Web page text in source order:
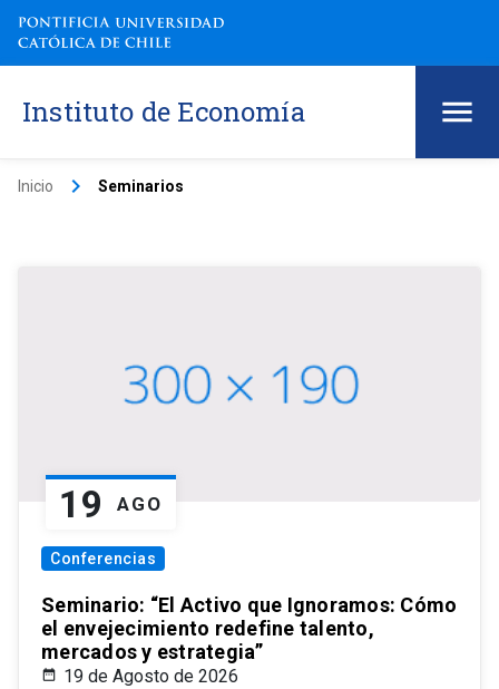
Instituto de Economía
Inicio keyboard_arrow_right Seminarios
19 AGO
Conferencias
Seminario: “El Activo que Ignoramos: Cómo
el envejecimiento redefine talento,
mercados y estrategia”
19 de Agosto de 2026